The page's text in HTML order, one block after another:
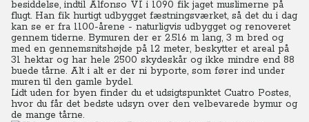
besiddelse, indtil Alfonso VI i 1090 fik jaget muslimerne på
flugt. Han fik hurtigt udbygget fæstningsværket, så det du i dag
kan se er fra 1100-årene - naturligvis udbygget og renoveret
gennem tiderne. Bymuren der er 2.516 m lang, 3 m bred og
med en gennemsnitshøjde på 12 meter, beskytter et areal på
31 hektar og har hele 2500 skydeskår og ikke mindre end 88
buede tårne. Alt i alt er der ni byporte, som fører ind under
muren til den gamle bydel.
Lidt uden for byen finder du et udsigtspunktet Cuatro Postes,
hvor du får det bedste udsyn over den velbevarede bymur og
de mange tårne.